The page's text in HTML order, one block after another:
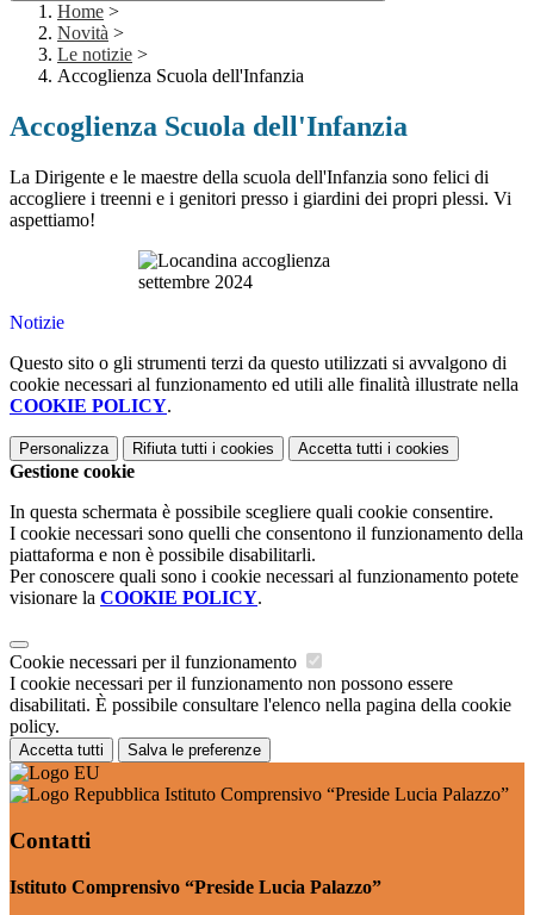
Home >
Novità >
Le notizie >
Accoglienza Scuola dell'Infanzia
Accoglienza Scuola dell'Infanzia
La Dirigente e le maestre della scuola dell'Infanzia sono felici di
accogliere i treenni e i genitori presso i giardini dei propri plessi. Vi
aspettiamo!
Notizie
Questo sito o gli strumenti terzi da questo utilizzati si avvalgono di
cookie necessari al funzionamento ed utili alle finalità illustrate nella
COOKIE POLICY.
Personalizza Rifiuta tutti i cookies Accetta tutti i cookies
Gestione cookie
In questa schermata è possibile scegliere quali cookie consentire.
I cookie necessari sono quelli che consentono il funzionamento della
piattaforma e non è possibile disabilitarli.
Per conoscere quali sono i cookie necessari al funzionamento potete
visionare la COOKIE POLICY.
Cookie necessari per il funzionamento
I cookie necessari per il funzionamento non possono essere
disabilitati. È possibile consultare l'elenco nella pagina della cookie
policy.
Accetta tutti Salva le preferenze
Istituto Comprensivo “Preside Lucia Palazzo”
Contatti
Istituto Comprensivo “Preside Lucia Palazzo”